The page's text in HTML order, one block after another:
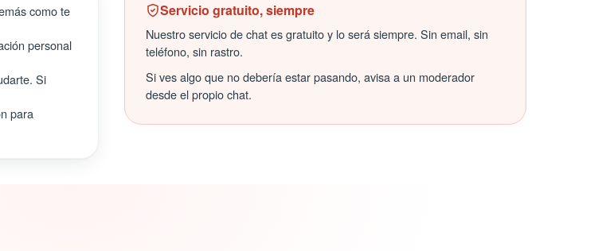
como te
personal
Si
para
Servicio gratuito, siempre
Nuestro servicio de chat es gratuito y lo será siempre. Sin email, sin
teléfono, sin rastro.
Si ves algo que no debería estar pasando, avisa a un moderador
desde el propio chat.